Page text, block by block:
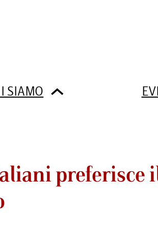
SIAMO
preferisce